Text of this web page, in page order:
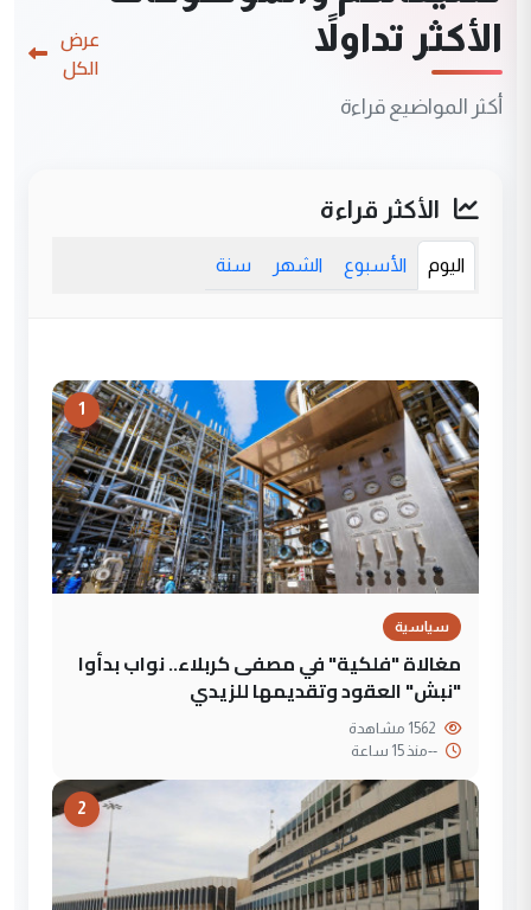
الأكثر تداولاً
أكثر المواضيع قراءة
عرض
الكل
الأكثر قراءة
اليوم الأسبوع الشهر سنة
1
سياسية
مغالاة "فلكية" في مصفى كربلاء.. نواب بدأوا
"نبش" العقود وتقديمها للزيدي
--منذ 15 ساعة
2